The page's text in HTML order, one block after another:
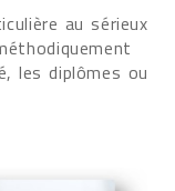
au sérieux
les diplômes ou